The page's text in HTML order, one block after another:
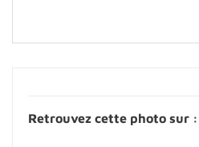
Retrouvez cette photo sur :